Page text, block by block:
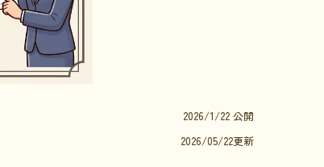
2026/1/22 公開
2026/05/22更新